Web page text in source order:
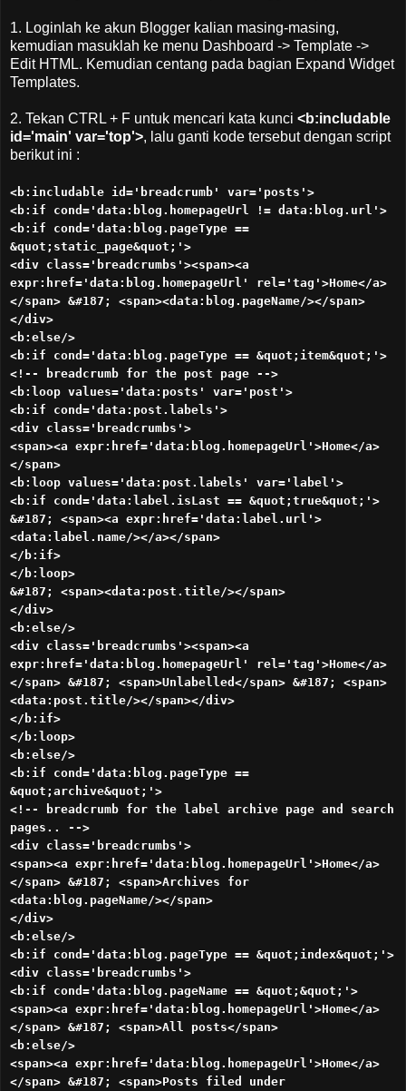
1. Loginlah ke akun Blogger kalian masing-masing,
kemudian masuklah ke menu Dashboard -> Template ->
Edit HTML. Kemudian centang pada bagian Expand Widget
Templates.
2. Tekan CTRL + F untuk mencari kata kunci <b:includable
id='main' var='top'>, lalu ganti kode tersebut dengan script
berikut ini :
<b:includable id='breadcrumb' var='posts'>
<b:if cond='data:blog.homepageUrl != data:blog.url'>
<b:if cond='data:blog.pageType ==
&quot;static_page&quot;'>
<div class='breadcrumbs'><span><a
expr:href='data:blog.homepageUrl' rel='tag'>Home</a>
</span> &#187; <span><data:blog.pageName/></span>
</div>
<b:else/>
<b:if cond='data:blog.pageType == &quot;item&quot;'>
<!-- breadcrumb for the post page -->
<b:loop values='data:posts' var='post'>
<b:if cond='data:post.labels'>
<div class='breadcrumbs'>
<span><a expr:href='data:blog.homepageUrl'>Home</a>
</span>
<b:loop values='data:post.labels' var='label'>
<b:if cond='data:label.isLast == &quot;true&quot;'>
&#187; <span><a expr:href='data:label.url'>
<data:label.name/></a></span>
</b:if>
</b:loop>
&#187; <span><data:post.title/></span>
</div>
<b:else/>
<div class='breadcrumbs'><span><a
expr:href='data:blog.homepageUrl' rel='tag'>Home</a>
</span> &#187; <span>Unlabelled</span> &#187; <span>
<data:post.title/></span></div>
</b:if>
</b:loop>
<b:else/>
<b:if cond='data:blog.pageType ==
&quot;archive&quot;'>
<!-- breadcrumb for the label archive page and search
pages.. -->
<div class='breadcrumbs'>
<span><a expr:href='data:blog.homepageUrl'>Home</a>
</span> &#187; <span>Archives for
<data:blog.pageName/></span>
</div>
<b:else/>
<b:if cond='data:blog.pageType == &quot;index&quot;'>
<div class='breadcrumbs'>
<b:if cond='data:blog.pageName == &quot;&quot;'>
<span><a expr:href='data:blog.homepageUrl'>Home</a>
</span> &#187; <span>All posts</span>
<b:else/>
<span><a expr:href='data:blog.homepageUrl'>Home</a>
</span> &#187; <span>Posts filed under